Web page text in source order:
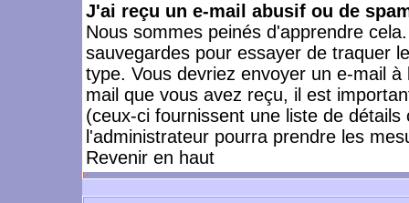
J'ai reçu un e-mail abusif ou de
Nous sommes peinés d'apprendre
sauvegardes pour essayer de traquer
type. Vous devriez envoyer un e-mail
mail que vous avez reçu, il est
(ceux-ci fournissent une liste de
l'administrateur pourra prendre les
Revenir en haut